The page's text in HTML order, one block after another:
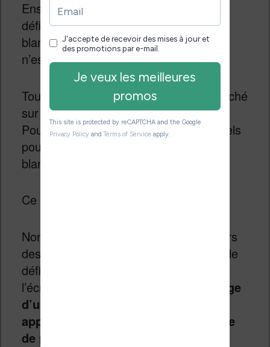
Ensuite, l’écran propose une bonne
définition en ce qui concerne le noir et
blanc (et l’affichage du texte), mais ce
n’est pas le cas pour la couleur.
Tout ce qui est en couleur est alors affiché
sur une matrice de 100 PPP (Pixel Par
Pouce). On a donc 3 fois moins de pixels
pour les couleurs que pour le noir et
blanc.
Ce ce point se fait clairement sentir !
Non seulement, on voit que les contours
des illustrations en couleur manquent de
définition (on voit l’effet escalier), mais
l’écran réserve une surprise :
l’affichage
d’un léger quadrillage laissant
apparaître très légèrement la matrice
de pixels